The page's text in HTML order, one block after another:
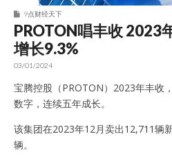
9点财经天下
PROTON唱丰收 2023
增长9.3%
03/01/2024
宝腾控股（PROTON）2023年丰收
数字，连续五年成长。
该集团在2023年12月卖出12,711辆
辆。